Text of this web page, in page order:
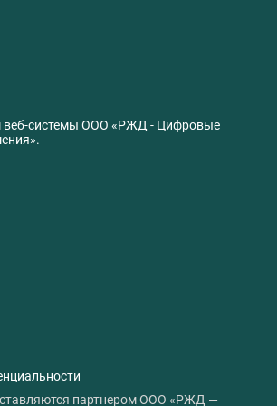
веб-системы ООО «РЖД - Цифровые
партнером ООО «РЖД —